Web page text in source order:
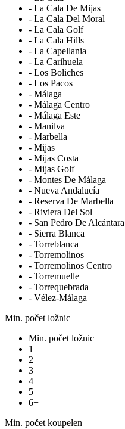
- La Cala De Mijas
- La Cala Del Moral
- La Cala Golf
- La Cala Hills
- La Capellania
- La Carihuela
- Los Boliches
- Los Pacos
- Málaga
- Málaga Centro
- Málaga Este
- Manilva
- Marbella
- Mijas
- Mijas Costa
- Mijas Golf
- Montes De Málaga
- Nueva Andalucía
- Reserva De Marbella
- Riviera Del Sol
- San Pedro De Alcántara
- Sierra Blanca
- Torreblanca
- Torremolinos
- Torremolinos Centro
- Torremuelle
- Torrequebrada
- Vélez-Málaga
Min. počet ložnic
Min. počet ložnic
1
2
3
4
5
6+
Min. počet koupelen